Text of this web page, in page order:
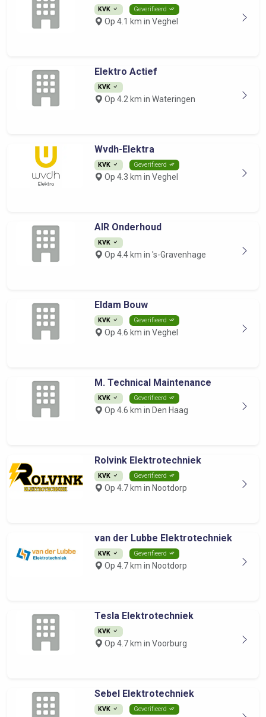
KVK Geverifieerd
Op 4.1 km in Veghel
Elektro Actief
KVK
Op 4.2 km in Wateringen
Wvdh-Elektra
KVK Geverifieerd
Op 4.3 km in Veghel
AIR Onderhoud
KVK
Op 4.4 km in 's-Gravenhage
Eldam Bouw
KVK Geverifieerd
Op 4.6 km in Veghel
M. Technical Maintenance
KVK Geverifieerd
Op 4.6 km in Den Haag
Rolvink Elektrotechniek
KVK Geverifieerd
Op 4.7 km in Nootdorp
van der Lubbe Elektrotechniek
KVK Geverifieerd
Op 4.7 km in Nootdorp
Tesla Elektrotechniek
KVK
Op 4.7 km in Voorburg
Sebel Elektrotechniek
KVK Geverifieerd